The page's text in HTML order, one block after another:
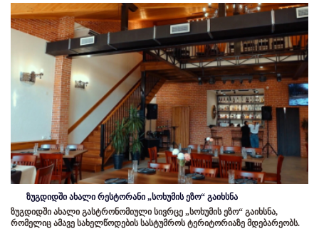
ზუგდიდში ახალი რესტორანი „სოხუმის ეზო“ გაიხსნა
ზუგდიდში ახალი გასტრონომიული სივრცე „სოხუმის ეზო“ გაიხსნა,
რომელიც ამავე სახელწოდების სასტუმროს ტერიტორიაზე მდებარეობს.